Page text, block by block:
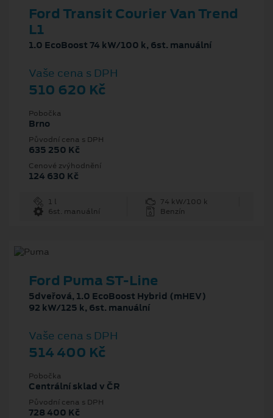
Ford Transit Courier Van Trend
L1
1.0 EcoBoost 74 kW/100 k, 6st. manuální
Vaše cena s DPH
510 620 Kč
Pobočka
Brno
Původní cena s DPH
635 250 Kč
Cenové zvýhodnění
124 630 Kč
1 l
74 kW/100 k
6st. manuální
Benzín
Ford Puma ST-Line
5dveřová, 1.0 EcoBoost Hybrid (mHEV)
92 kW/125 k, 6st. manuální
Vaše cena s DPH
514 400 Kč
Pobočka
Centrální sklad v ČR
Původní cena s DPH
728 400 Kč